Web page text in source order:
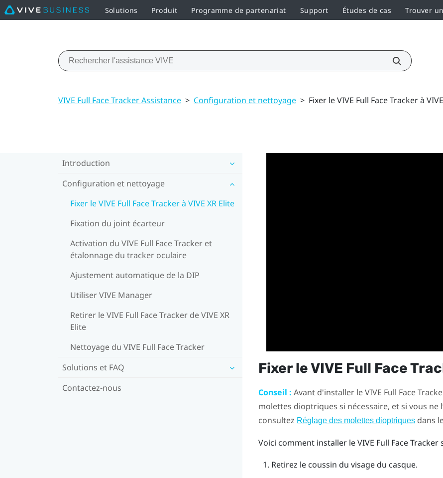
Solutions Produit Programme de partenariat Support Études de cas Trouver
VIVE Full Face Tracker Assistance > Configuration et nettoyage > Fixer le VIVE Full Face Tracker à
Introduction
Configuration et nettoyage
Fixer le VIVE Full Face Tracker à VIVE XR Elite
Fixation du joint écarteur
Activation du VIVE Full Face Tracker et
étalonnage du tracker oculaire
Ajustement automatique de la DIP
Utiliser VIVE Manager
Retirer le VIVE Full Face Tracker de VIVE XR
Elite
Nettoyage du VIVE Full Face Tracker
Solutions et FAQ
Contactez-nous
Fixer leVIVE Full Face
Conseil : Avant d'installer leVIVE Full Face
molettes dioptriques si nécessaire, et si vous ne
consultez Réglage des molettes dioptriquesdans
Voici comment installer leVIVE Full Face Tracker
Retirez le coussin du visage du casque.